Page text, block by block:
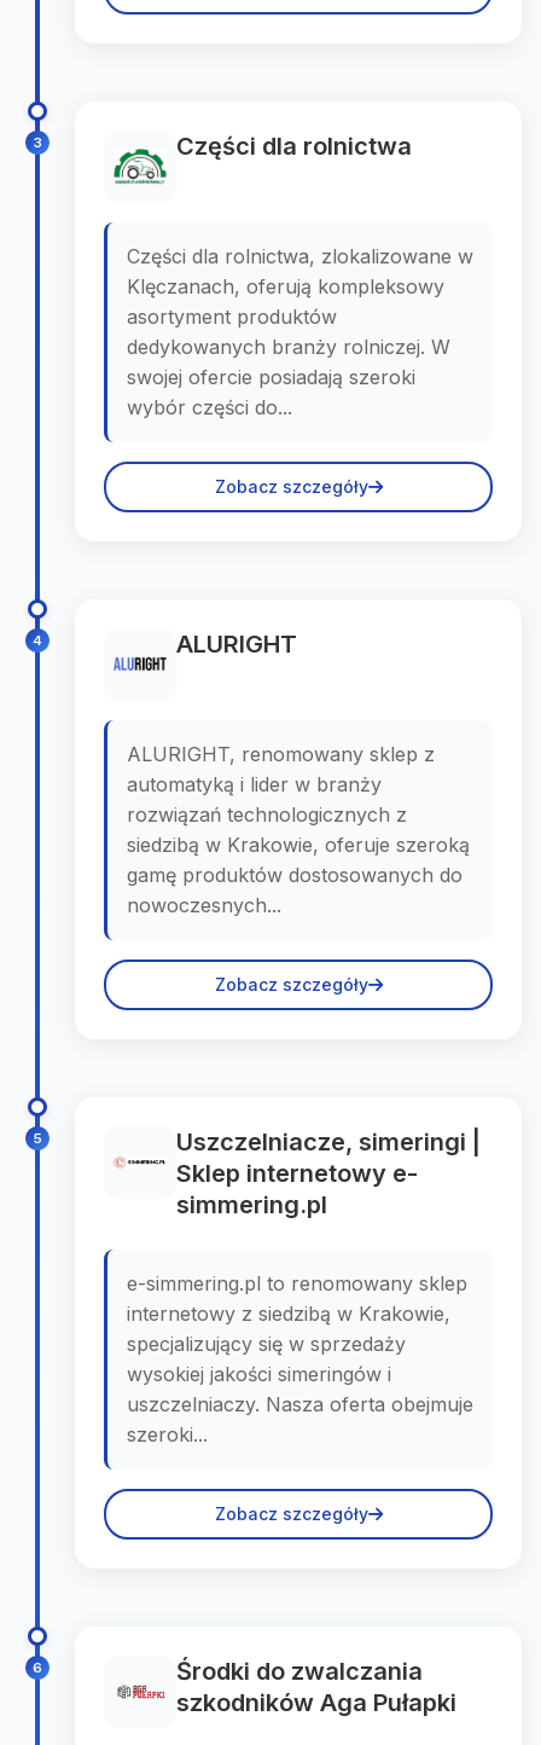
3 Części dla rolnictwa
Części dla rolnictwa, zlokalizowane w
Klęczanach, oferują kompleksowy
asortyment produktów
dedykowanych branży rolniczej. W
swojej ofercie posiadają szeroki
wybór części do...
Zobacz szczegóły
4 ALURIGHT
ALURIGHT, renomowany sklep z
automatyką i lider w branży
rozwiązań technologicznych z
siedzibą w Krakowie, oferuje szeroką
gamę produktów dostosowanych do
nowoczesnych...
Zobacz szczegóły
5
Uszczelniacze, simeringi |
Sklep internetowy e-
simmering.pl
e-simmering.pl to renomowany sklep
internetowy z siedzibą w Krakowie,
specjalizujący się w sprzedaży
wysokiej jakości simeringów i
uszczelniaczy. Nasza oferta obejmuje
szeroki...
Zobacz szczegóły
6
Środki do zwalczania
szkodników Aga Pułapki